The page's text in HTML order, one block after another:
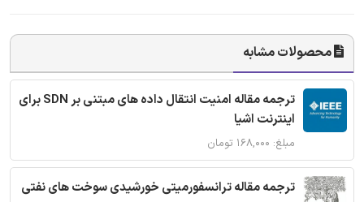
محصولات مشابه
ترجمه مقاله امنیت انتقال داده های مبتنی بر SDN برای
اینترنت اشیا
مبلغ: ۱۶۸,۰۰۰ تومان
ترجمه مقاله ترانسفورمیتی خورشیدی سوخت های نفتی